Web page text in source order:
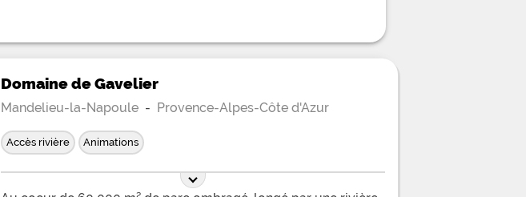
Domaine de Gavelier
Mandelieu-la-Napoule - Provence-Alpes-Côte d'Azur
Accès rivière Animations